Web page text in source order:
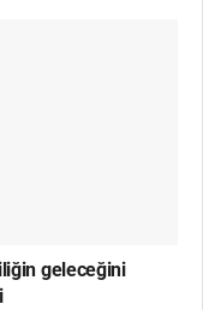
geleceğini